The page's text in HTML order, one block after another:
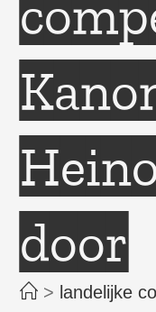
door
> landelijke